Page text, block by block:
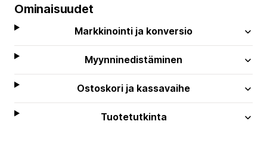
Ominaisuudet
Markkinointi ja konversio
Myynninedistäminen
Ostoskori ja kassavaihe
Tuotetutkinta